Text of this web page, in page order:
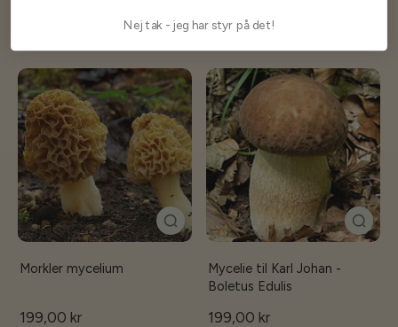
Morkler mycelium
199,00 kr
Mycelie til Karl Johan -
Boletus Edulis
199,00 kr
Nej tak - jeg har styr på det!